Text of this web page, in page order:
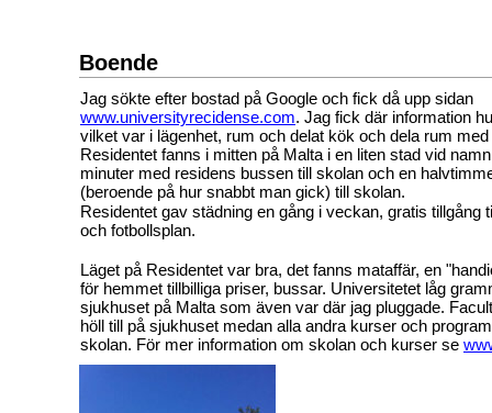
Boende
Jag sökte efter bostad på Google och fick då upp sidan
www.universityrecidense.com. Jag fick där information
vilket var i lägenhet, rum och delat kök och dela rum
Residentet fanns i mitten på Malta i en liten stad vid
minuter med residens bussen till skolan och en
(beroende på hur snabbt man gick) till skolan.
Residentet gav städning en gång i veckan, gratis tillgång
och fotbollsplan.
Läget på Residentet var bra, det fanns mataffär, en
för hemmet tillbilliga priser, bussar. Universitetet låg
sjukhuset på Malta som även var där jag pluggade.
höll till på sjukhuset medan alla andra kurser och
skolan. För mer information om skolan och kurser se